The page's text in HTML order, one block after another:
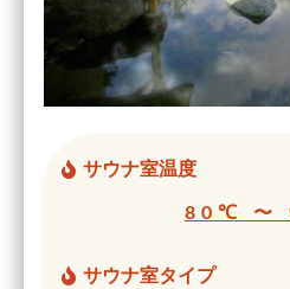
サウナ室温度
80℃ 〜
サウナ室タイプ